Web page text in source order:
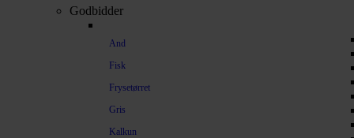
Godbidder
And
Fisk
Frysetørret
Gris
Kalkun